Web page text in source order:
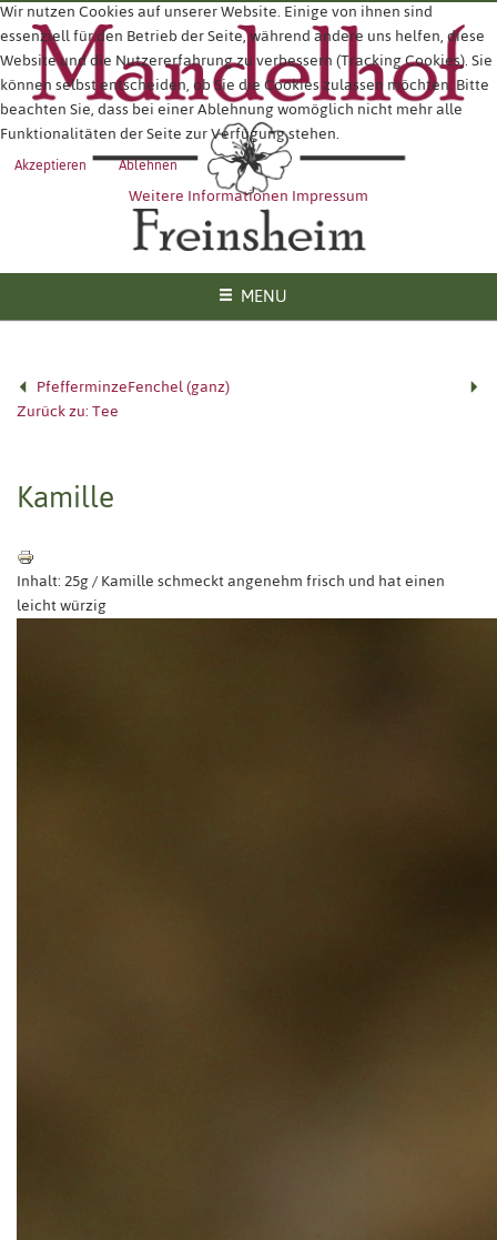
MENU
PfefferminzeFenchel (ganz)
Zurück zu: Tee
Kamille
Inhalt: 25g / Kamille schmeckt angenehm frisch und hat einen
leicht würzig
Wir nutzen Cookies auf unserer Website. Einige von ihnen sind
essenziell für den Betrieb der Seite, während andere uns helfen, diese
Website und die Nutzererfahrung zu verbessern (Tracking Cookies). Sie
können selbst entscheiden, ob Sie die Cookies zulassen möchten. Bitte
beachten Sie, dass bei einer Ablehnung womöglich nicht mehr alle
Funktionalitäten der Seite zur Verfügung stehen.
Akzeptieren Ablehnen
Weitere InformationenImpressum